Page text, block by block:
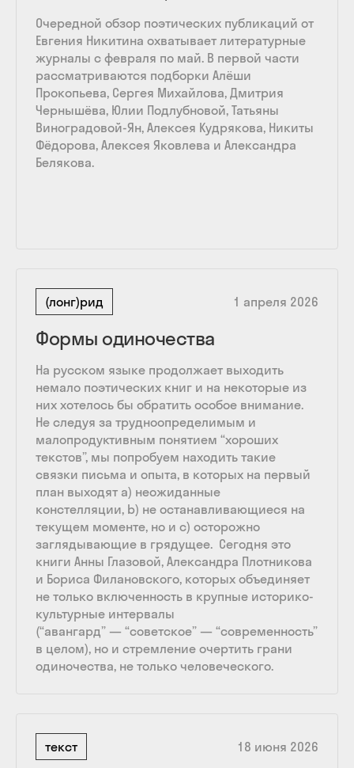
Очередной обзор поэтических публикаций от
Евгения Никитина охватывает литературные
журналы с февраля по май. В первой части
рассматриваются подборки Алёши
Прокопьева, Сергея Михайлова, Дмитрия
Чернышёва, Юлии Подлубновой, Татьяны
Виноградовой-Ян, Алексея Кудрякова, Никиты
Фёдорова, Алексея Яковлева и Александра
Белякова.
(лонг)рид 1 апреля 2026
Формы одиночества
На русском языке продолжает выходить
немало поэтических книг и на некоторые из
них хотелось бы обратить особое внимание.
Не следуя за трудноопределимым и
малопродуктивным понятием “хороших
текстов”, мы попробуем находить такие
связки письма и опыта, в которых на первый
план выходят a) неожиданные
констелляции, b) не останавливающиеся на
текущем моменте, но и c) осторожно
заглядывающие в грядущее. Сегодня это
книги Анны Глазовой, Александра Плотникова
и Бориса Филановского, которых объединяет
не только включенность в крупные историко-
культурные интервалы
(“авангард” — “советское” — “современность”
в целом), но и стремление очертить грани
одиночества, не только человеческого.
текст 18 июня 2026